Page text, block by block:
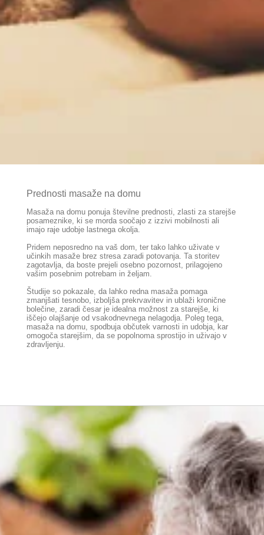
Prednosti masaže na domu
Masaža na domu ponuja številne prednosti, zlasti za starejše
posameznike, ki se morda soočajo z izzivi mobilnosti ali
imajo raje udobje lastnega okolja.
Pridem neposredno na vaš dom, ter tako lahko uživate v
učinkih masaže brez stresa zaradi potovanja. Ta storitev
zagotavlja, da boste prejeli osebno pozornost, prilagojeno
vašim posebnim potrebam in željam.
Študije so pokazale, da lahko redna masaža pomaga
zmanjšati tesnobo, izboljša prekrvavitev in ublaži kronične
bolečine, zaradi česar je idealna možnost za starejše, ki
iščejo olajšanje od vsakodnevnega nelagodja. Poleg tega,
masaža na domu, spodbuja občutek varnosti in udobja, kar
omogoča starejšim, da se popolnoma sprostijo in uživajo v
zdravljenju.